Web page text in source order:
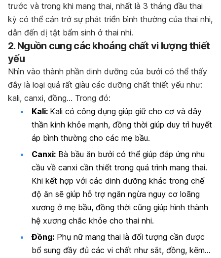
trước và trong khi mang thai, nhất là 3 tháng đầu thai
kỳ có thể cản trở sự phát triển bình thường của thai nhi,
dẫn đến dị tật bẩm sinh ở thai nhi.
2. Nguồn cung các khoáng chất vi lượng thiết
yếu
Nhìn vào thành phần dinh dưỡng của bưởi có thể thấy
đây là loại quả rất giàu các dưỡng chất thiết yếu như:
kali, canxi, đồng… Trong đó:
Kali: Kali có công dụng giúp giữ cho cơ và dây
thần kinh khỏe mạnh, đồng thời giúp duy trì huyết
áp bình thường cho các mẹ bầu.
Canxi: Bà bầu ăn bưởi có thể giúp đáp ứng nhu
cầu về canxi cần thiết trong quá trình mang thai.
Khi kết hợp với các dinh dưỡng khác trong chế
độ ăn sẽ giúp hỗ trợ ngăn ngừa nguy cơ loãng
xương ở mẹ bầu, đồng thời cũng giúp hình thành
hệ xương chắc khỏe cho thai nhi.
Đồng: Phụ nữ mang thai là đối tượng cần được
bổ sung đầy đủ các vi chất như sắt, đồng, kẽm…